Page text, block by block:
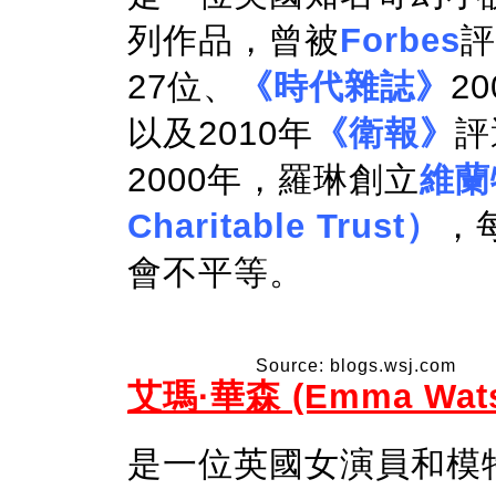
列作品，曾被Forbes
27位、
《時代雜誌》
以及2010年 《衛報》
2000年，羅琳創立維
Charitable Trust）
會不平等。
Source: blogs.wsj.com
艾瑪·華森 (Emma
是一位英國女演員和模